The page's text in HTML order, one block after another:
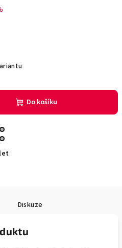
Do košíku
Diskuze